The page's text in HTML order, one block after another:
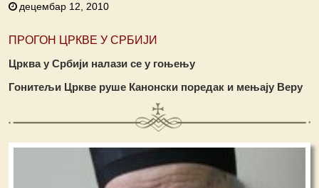
децембар 12, 2010
ПРОГОН ЦРКВЕ У СРБИЈИ
Црква у Србији налази се у гоњењу
Гонитељи Цркве руше Канонски поредак и мењају Веру